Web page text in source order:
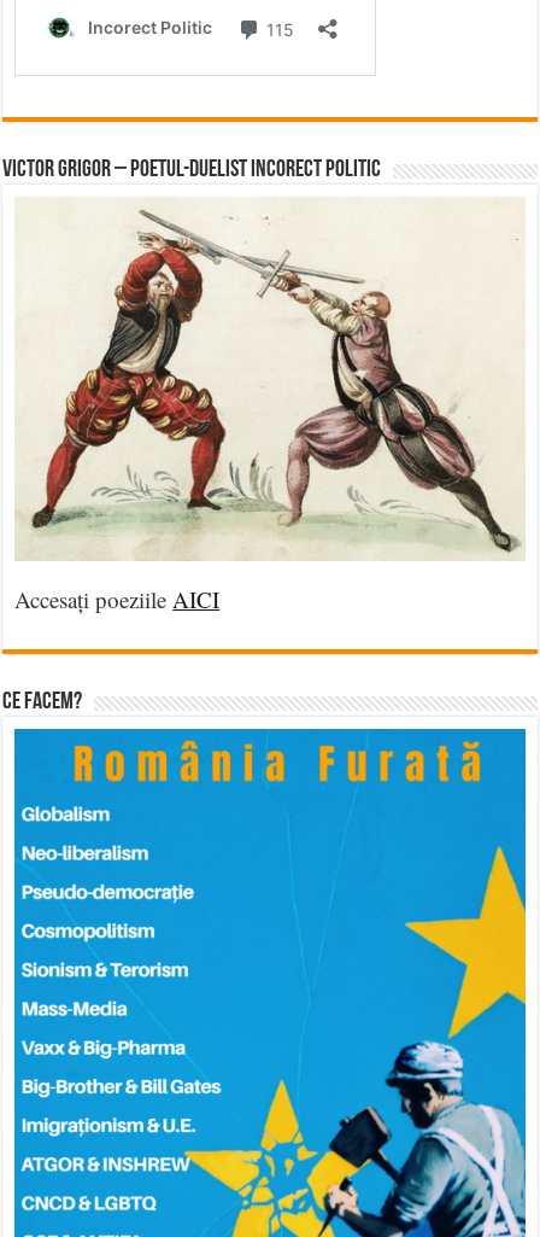
Victor Grigor – Poetul-Duelist Incorect Politic
Accesați poeziile AICI
Ce facem?